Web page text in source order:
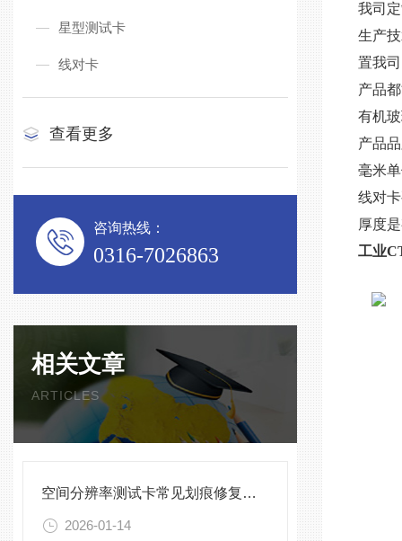
星型测试卡
线对卡
查看更多
咨询热线：
0316-7026863
相关文章
ARTICLES
空间分辨率测试卡常见划痕修复与清洁保存方法
2026-01-14
我司
生产
置我
产品
有机
产品
毫米
线对
厚度
工业